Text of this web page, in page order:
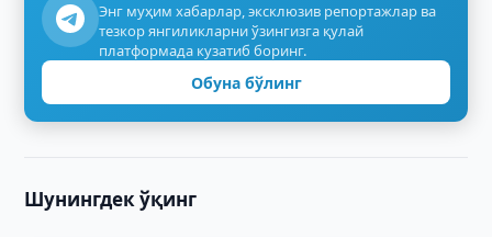
Энг муҳим хабарлар, эксклюзив репортажлар ва
тезкор янгиликларни ўзингизга қулай
платформада кузатиб боринг.
Обуна бўлинг
Шунингдек ўқинг